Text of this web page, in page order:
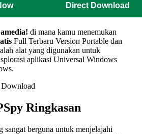
Direct Download
di mana kamu menemukan
Full Terbaru Version Portable dan
alat yang digunakan untuk
aplikasi Universal Windows
Ringkasan
sangat berguna untuk menjelajahi